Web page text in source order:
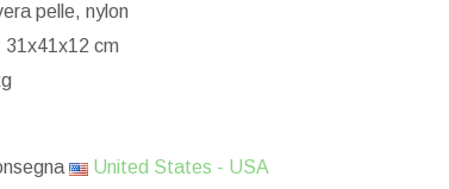
pelle, nylon
31x41x12 cm
United States - USA